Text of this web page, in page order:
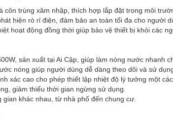
côn trùng xâm nhập, thích hợp lắp đặt trong môi
hiện rò rỉ điện, đảm bảo an toàn tối đa cho người
hoạt động đồng thời giúp bảo vệ thiết bị khỏi các
sản xuất tại Ai Cập, giúp làm nóng nước nhanh
nóng giúp người dùng dễ dàng theo dõi và sử
xác cao cho phép thiết lập nhiệt độ lý tưởng một
giảm thiểu thời gian ngừng sử dụng.
khác nhau, từ nhà phố đến chung cư.